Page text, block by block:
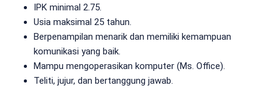
IPK minimal 2.75.
Usia maksimal 25 tahun.
Berpenampilan menarik dan memiliki kemampuan
komunikasi yang baik.
Mampu mengoperasikan komputer (Ms. Office).
Teliti, jujur, dan bertanggung jawab.